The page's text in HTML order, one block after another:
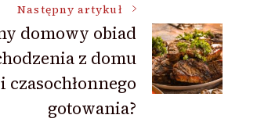
Następny artykuł
domowy obiad
z domu
i czasochłonnego
gotowania?